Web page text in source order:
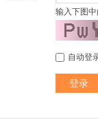
输入下图
自动登
登录